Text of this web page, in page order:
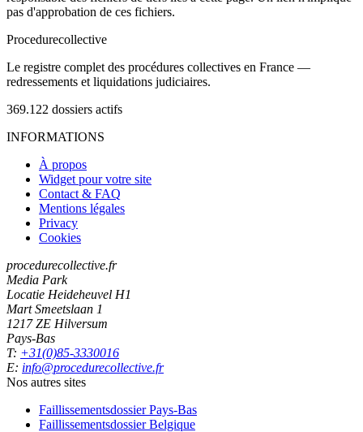
pas d'approbation de ces fichiers.
Procedurecollective
Le registre complet des procédures collectives en France —
redressements et liquidations judiciaires.
369.122 dossiers actifs
INFORMATIONS
À propos
Widget pour votre site
Contact & FAQ
Mentions légales
Privacy
Cookies
procedurecollective.fr
Media Park
Locatie Heideheuvel H1
Mart Smeetslaan 1
1217 ZE Hilversum
Pays-Bas
T: +31(0)85-3330016
E: info@procedurecollective.fr
Nos autres sites
Faillissementsdossier Pays-Bas
Faillissementsdossier Belgique